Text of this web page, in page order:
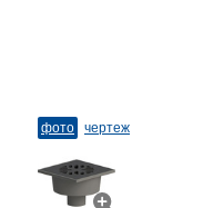
фото чертеж